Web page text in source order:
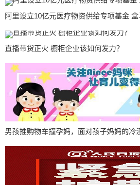
阿里设立10亿元医疗物资供给专项基金
直播带货正火 橱柜企业该如何发力？
男孩推购物车撞孕妈，面对孩子妈妈的冷